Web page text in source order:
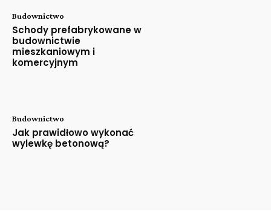
Budownictwo
Schody prefabrykowane w
budownictwie
mieszkaniowym i
komercyjnym
Budownictwo
Jak prawidłowo wykonać
wylewkę betonową?